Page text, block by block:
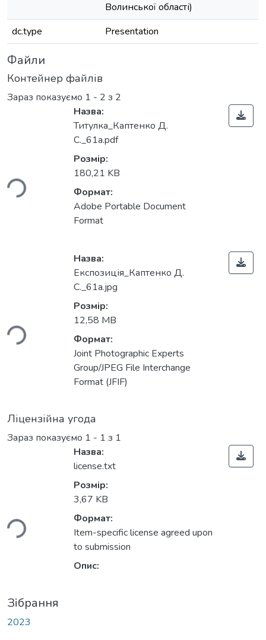
Волинської області)
dc.type
Presentation
Файли
Контейнер файлів
Зараз показуємо 1 - 2 з 2
Назва:
Титулка_Каптенко Д.
С._61а.pdf
Розмір:
180,21 KB
Формат:
Adobe Portable Document
Format
Назва:
Експозиція_Каптенко Д.
С._61а.jpg
Розмір:
12,58 MB
Формат:
Joint Photographic Experts
Group/JPEG File Interchange
Format (JFIF)
Ліцензійна угода
Зараз показуємо 1 - 1 з 1
Назва:
license.txt
Розмір:
3,67 KB
Формат:
Item-specific license agreed upon
to submission
Опис:
Зібрання
2023